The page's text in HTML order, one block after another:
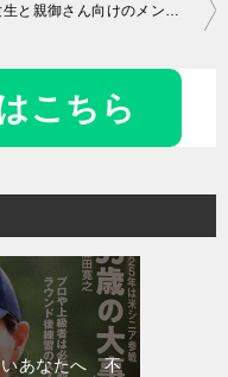
受験生と親御さん向けのメンタルトレーニングの動画アップしました(2)
こちら
いあなたへ 不